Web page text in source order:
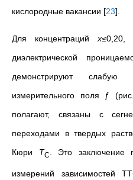
кислородные вакансии [23]
Для концентраций x≤0,20,
диэлектрической
демонстрируют слабую
измерительного поля ƒ
полагают, связаны с
переходами в твердых
Кюри TC . Это заключение
измерений зависимостей